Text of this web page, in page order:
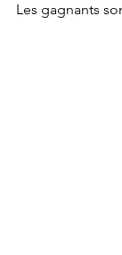
Les gagnants